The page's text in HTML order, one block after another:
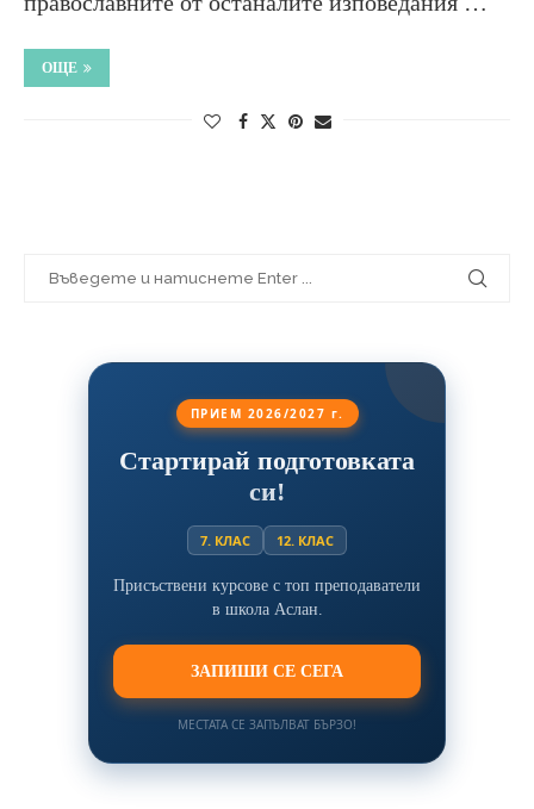
ОЩЕ
ПРИЕМ 2026/2027 г.
Стартирай подготовката
си!
7. КЛАС 12. КЛАС
Присъствени курсове с топ преподаватели
в школа Аслан.
ЗАПИШИ СЕ СЕГА
МЕСТАТА СЕ ЗАПЪЛВАТ БЪРЗО!